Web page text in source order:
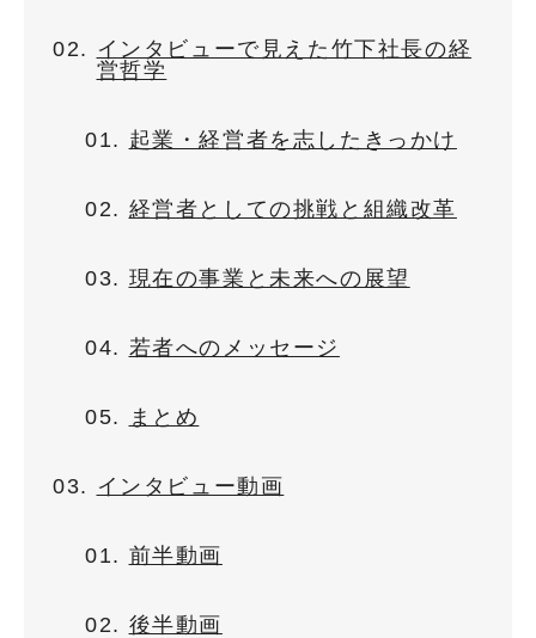
インタビューで見えた竹下社長の経
営哲学
起業・経営者を志したきっかけ
経営者としての挑戦と組織改革
現在の事業と未来への展望
若者へのメッセージ
まとめ
インタビュー動画
前半動画
後半動画